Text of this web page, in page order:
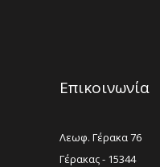
Επικοινωνία
Λεωφ. Γέρακα 76
Γέρακας - 15344